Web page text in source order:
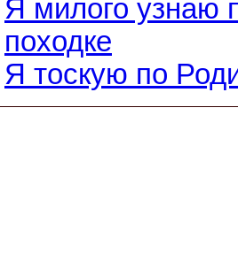
Я милого узнаю
походке
Я тоскую по